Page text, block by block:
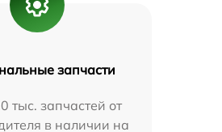
запчасти
тыс. запчастей от
в наличии на